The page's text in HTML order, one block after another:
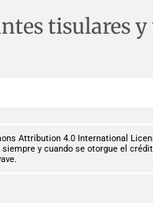
tisulares y
Attribution 4.0 International
y cuando se otorgue el